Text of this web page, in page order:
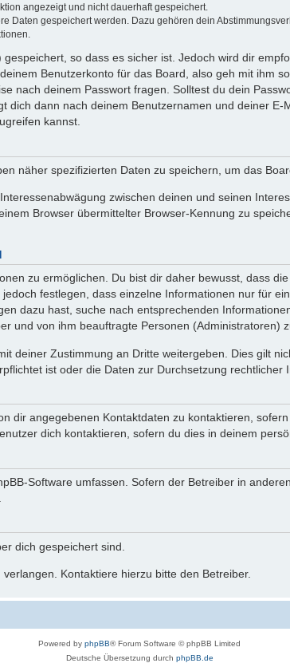
angezeigt und nicht dauerhaft gespeichert.
Daten gespeichert werden. Dazu gehören dein
so dass es sicher ist. Jedoch wird dir
Benutzerkonto für das Board, also geh mit ihm
nach deinem Passwort fragen. Solltest du dein
dich dann nach deinem Benutzernamen und deiner
kannst.
näher spezifizierten Daten zu speichern, um das
zwischen deinen und seinen
Browser übermittelter Browser-Kennung zu
zu ermöglichen. Du bist dir daher bewusst, dass
festlegen, dass einzelne Informationen nur für
dazu hast, suche nach entsprechenden
und von ihm beauftragte Personen (Administratoren)
deiner Zustimmung an Dritte weitergeben. Dies gilt
ist oder die Daten zur Durchsetzung rechtlicher
dir angegebenen Kontaktdaten zu kontaktieren,
dich kontaktieren, sofern du dies in deinem
Software umfassen. Sofern der Betreiber in
dich gespeichert sind.
Kontaktiere hierzu bitte den Betreiber.
Powered by phpBB® Forum Software © phpBB Limited
Deutsche Übersetzung durch phpBB.de